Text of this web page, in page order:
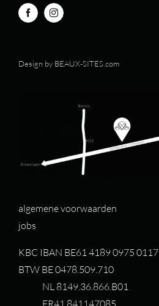
Design by BEAUX-SITES.com
algemene voorwaarden
jobs
KBC IBAN BE61 4189 0975 0117
BTW BE 0478.509.710
NL 8149.36.866.B01
FR41 841147085